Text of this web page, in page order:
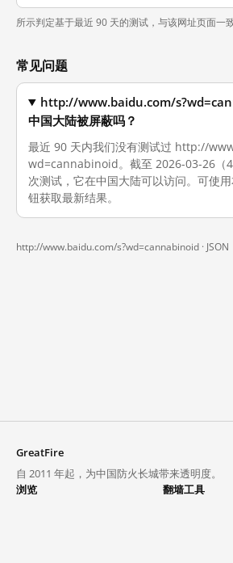
所示判定基于最近 90 天的测试，与该网址页面一致
常见问题
http://www.baidu.com/
中国大陆被屏蔽吗？
最近 90 天内我们没有测试过 http://
wd=cannabinoid。截至 2026-03-26（
次测试，它在中国大陆可以访问。可使
钮获取最新结果。
http://www.baidu.com/s?wd=cannabinoid · JSON
GreatFire
自 2011 年起，为中国防火长城带来透明度。
浏览
翻墙工具